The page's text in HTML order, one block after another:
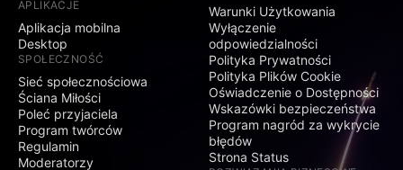
APLIKACJE
Aplikacja mobilna
Desktop
SPOŁECZNOŚĆ
Sieć społecznościowa
Ściana Miłości
Poleć przyjaciela
Program twórców
Regulamin
Moderatorzy
Warunki Użytkowania
Wyłączenie
odpowiedzialności
Polityka Prywatności
Polityka Plików Cookie
Oświadczenie o Dostępności
Wskazówki bezpieczeństwa
Program nagród za wykrycie
błędów
Strona Status